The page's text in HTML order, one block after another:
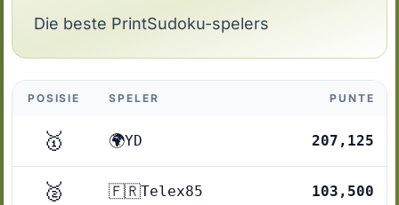
Die beste PrintSudoku-spelers
POSISIE SPELER PUNTE
🥇 🌍YD 207,125
🥈 🇫🇷Telex85 103,500